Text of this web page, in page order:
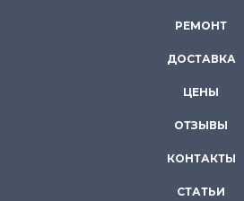
РЕМОНТ
ДОСТАВКА
ЦЕНЫ
ОТЗЫВЫ
КОНТАКТЫ
СТАТЬИ